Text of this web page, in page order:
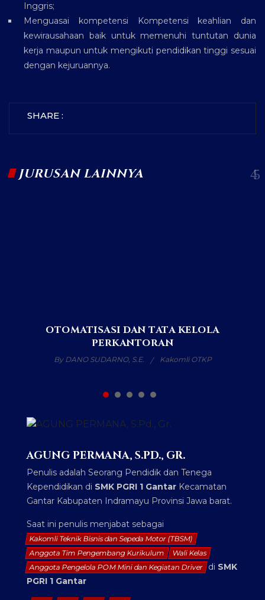
Inggris;
Menguasai kompetensi Kompetensi keahlian dan
kewirausahaan baik untuk memenuhi tuntutan dunia
kerja maupun untuk mengikuti pendidikan tinggi sesuai
dengan kejuruannya.
SHARE :
JURUSAN LAINNYA
OTOMATISASI DAN TATA KELOLA
PERKANTORAN
By DANO SUDARNO, S.E. Kakomli OTKP
AGUNG PERMANA, S.PD., GR.
Penulis adalah Seorang Pendidik dan Tenega
Kependidikan di SMK PGRI 1 Gantar Kecamatan
Gantar Kabupaten Indramayu Provinsi Jawa barat.
Saat ini penulis menjabat sebagai
Kakomli Teknik Bisnis dan Sepeda Motor (TBSM)
Anggota Tim Pengembang Kurikulum
Wali Kelas
Anggota Pengelola POM Mini dan Kegiatan Driver di SMK
PGRI 1 Gantar